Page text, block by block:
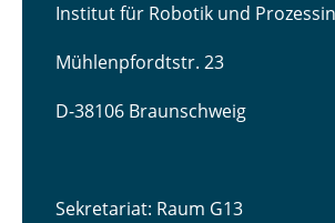
Institut für Robotik und
Mühlenpfordtstr. 23
D-38106 Braunschweig
Sekretariat: Raum G13